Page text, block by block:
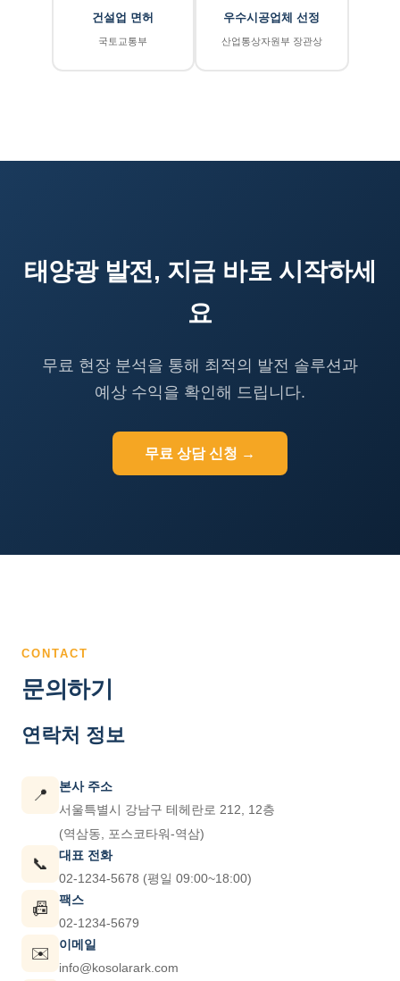
건설업 면허
국토교통부
우수시공업체 선정
산업통상자원부 장관상
태양광 발전, 지금 바로 시작하세
요
무료 현장 분석을 통해 최적의 발전 솔루션과
예상 수익을 확인해 드립니다.
무료 상담 신청 →
CONTACT
문의하기
연락처 정보
📍
본사 주소
서울특별시 강남구 테헤란로 212, 12층
(역삼동, 포스코타워-역삼)
📞
대표 전화
02-1234-5678 (평일 09:00~18:00)
📠
팩스
02-1234-5679
✉️
이메일
info@kosolarark.com